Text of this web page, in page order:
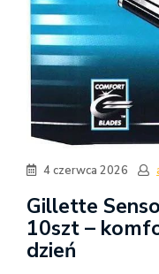
4 czerwca 2026
Gillette
10szt –
dzień